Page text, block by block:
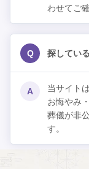
わせてご
Q 探してい
A
当サイト
お悔やみ
葬儀が非
す。